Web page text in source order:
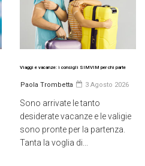
Viaggi e vacanze: i consigli SIMVIM per chi parte
Paola Trombetta 3 Agosto 2026
Sono arrivate le tanto
desiderate vacanze e le valigie
sono pronte per la partenza.
Tanta la voglia di...